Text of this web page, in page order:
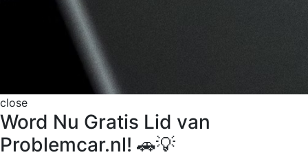
close
Word Nu Gratis Lid van
Problemcar.nl! 🚗💡